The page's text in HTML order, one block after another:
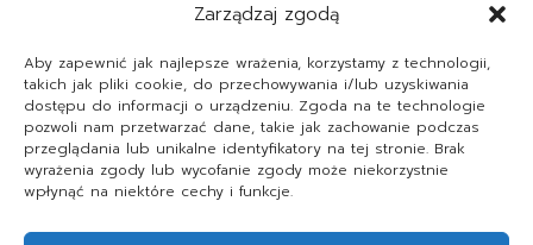
Zarządzaj zgodą
Aby zapewnić jak najlepsze wrażenia, korzystamy z technologii,
takich jak pliki cookie, do przechowywania i/lub uzyskiwania
dostępu do informacji o urządzeniu. Zgoda na te technologie
pozwoli nam przetwarzać dane, takie jak zachowanie podczas
przeglądania lub unikalne identyfikatory na tej stronie. Brak
wyrażenia zgody lub wycofanie zgody może niekorzystnie
wpłynąć na niektóre cechy i funkcje.